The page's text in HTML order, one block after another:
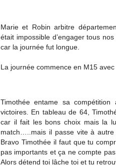
Marie et Robin arbitre
était impossible d’engager tous
car la journée fut longue.
La journée commence en M15
Timothée entame sa
victoires. En tableau de 64,
car il fait les bons choix mais la
match…..mais il passe vite à
Bravo Timothée il faut que tu
pas importants et ça ne compte
Alors détend toi lâche toi et tu